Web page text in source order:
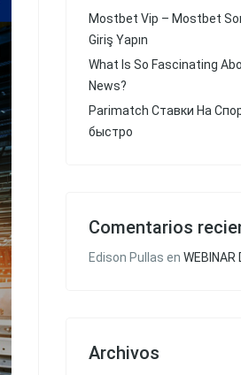
Mostbet Vip – Mostbet
Giriş Yapın
What Is So Fascinating
News?
Parimatch Ставки На
быстро
Comentarios
Edison Pullas en WEBINAR
Archivos